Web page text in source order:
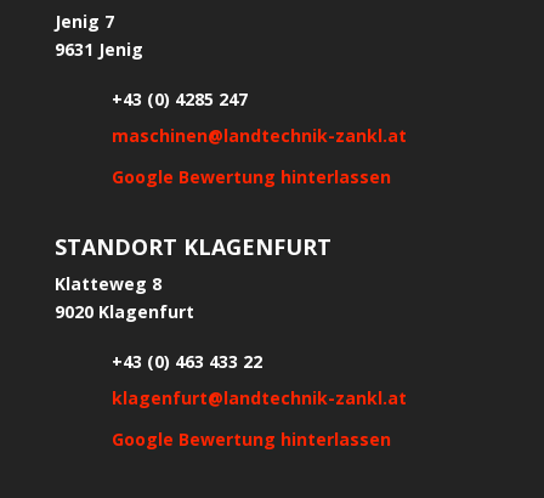
Jenig 7
9631 Jenig
+43 (0) 4285 247
maschinen@landtechnik-zankl.at
Google Bewertung hinterlassen
STANDORT KLAGENFURT
Klatteweg 8
9020 Klagenfurt
+43 (0) 463 433 22
klagenfurt@landtechnik-zankl.at
Google Bewertung hinterlassen